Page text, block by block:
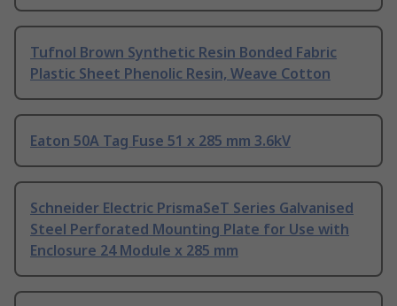
Tufnol Brown Synthetic Resin Bonded Fabric
Plastic Sheet Phenolic Resin, Weave Cotton
Eaton 50A Tag Fuse 51 x 285 mm 3.6kV
Schneider Electric PrismaSeT Series Galvanised
Steel Perforated Mounting Plate for Use with
Enclosure 24 Module x 285 mm